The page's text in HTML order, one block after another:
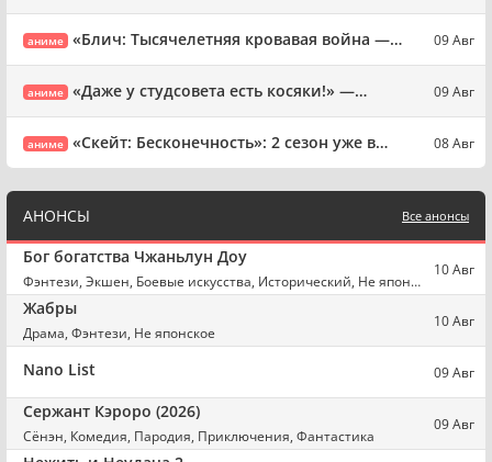
аниме «Блич: Тысячелетняя кровавая война —
Бедствие»: постер Ичиго
09 Авг
аниме «Даже у студсовета есть косяки!» —
09 Авг
аниме «Скейт: Бесконечность»: 2 сезон уже в
разработке — намёк на зиму?!
08 Авг
АНОНСЫ Все анонсы
Бог богатства Чжаньлун Доу
10 Авг
Фэнтези, Экшен, Боевые искусства, Исторический, Не японское, Китайское 3D
Жабры
10 Авг
Драма, Фэнтези, Не японское
Nano List 09 Авг
Сержант Кэроро (2026)
09 Авг
Сёнэн, Комедия, Пародия, Приключения, Фантастика